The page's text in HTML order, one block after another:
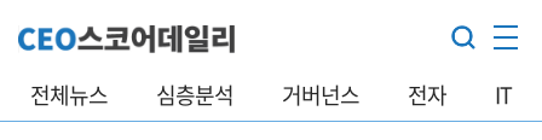
전체뉴스 심층분석 거버넌스 전자 IT